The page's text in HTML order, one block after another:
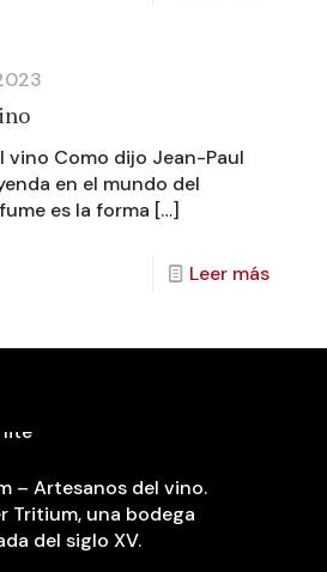
vino Como dijo Jean-Paul
en el mundo del
es la forma […]
Leer más
– Artesanos del vino.
Tritium, una bodega
del siglo XV.